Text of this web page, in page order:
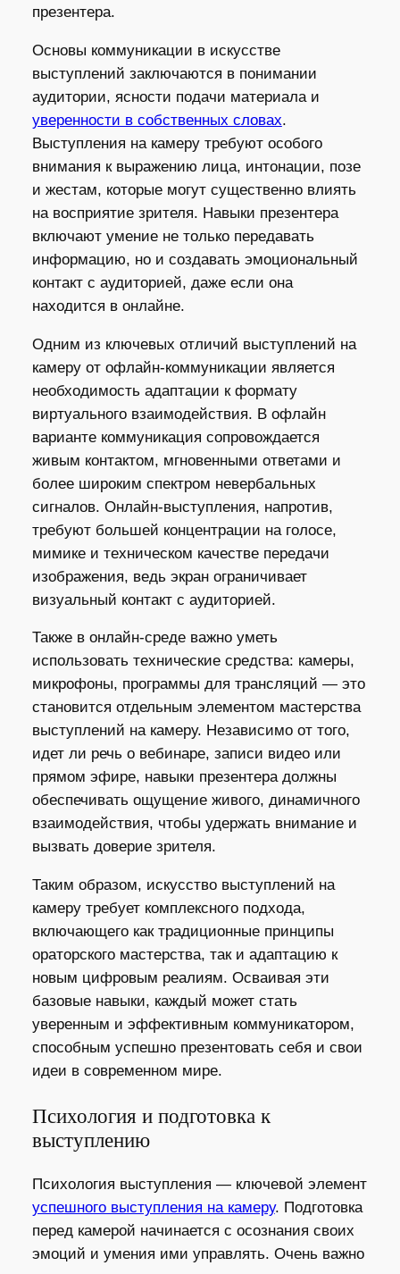
презентера.
Основы коммуникации в искусстве
выступлений заключаются в понимании
аудитории, ясности подачи материала и
уверенности в собственных словах.
Выступления на камеру требуют особого
внимания к выражению лица, интонации, позе
и жестам, которые могут существенно влиять
на восприятие зрителя. Навыки презентера
включают умение не только передавать
информацию, но и создавать эмоциональный
контакт с аудиторией, даже если она
находится в онлайне.
Одним из ключевых отличий выступлений на
камеру от офлайн-коммуникации является
необходимость адаптации к формату
виртуального взаимодействия. В офлайн
варианте коммуникация сопровождается
живым контактом, мгновенными ответами и
более широким спектром невербальных
сигналов. Онлайн-выступления, напротив,
требуют большей концентрации на голосе,
мимике и техническом качестве передачи
изображения, ведь экран ограничивает
визуальный контакт с аудиторией.
Также в онлайн-среде важно уметь
использовать технические средства: камеры,
микрофоны, программы для трансляций — это
становится отдельным элементом мастерства
выступлений на камеру. Независимо от того,
идет ли речь о вебинаре, записи видео или
прямом эфире, навыки презентера должны
обеспечивать ощущение живого, динамичного
взаимодействия, чтобы удержать внимание и
вызвать доверие зрителя.
Таким образом, искусство выступлений на
камеру требует комплексного подхода,
включающего как традиционные принципы
ораторского мастерства, так и адаптацию к
новым цифровым реалиям. Осваивая эти
базовые навыки, каждый может стать
уверенным и эффективным коммуникатором,
способным успешно презентовать себя и свои
идеи в современном мире.
Психология и подготовка к
выступлению
Психология выступления — ключевой элемент
успешного выступления на камеру. Подготовка
перед камерой начинается с осознания своих
эмоций и умения ими управлять. Очень важно